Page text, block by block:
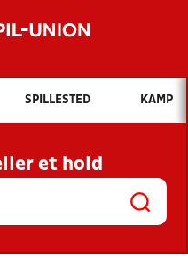
Hvad vil du søge efter?
OG NYHEDER
KLUBBER OG
SPILLESTED KAMP
et hold